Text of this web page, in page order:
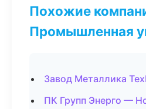
Похожие
Промышленная
Завод Металлика
ПК Групп Энерго —